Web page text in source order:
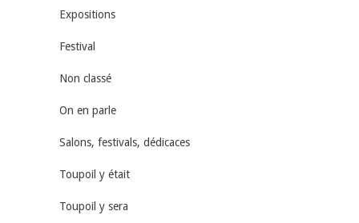
Expositions
Festival
Non classé
On en parle
Salons, festivals, dédicaces
Toupoil y était
Toupoil y sera